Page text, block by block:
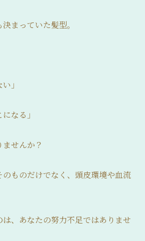
まっていた髪型。
」
なる」
せんか？
ものだけでなく、頭皮環境や血流
、あなたの努力不足ではありませ